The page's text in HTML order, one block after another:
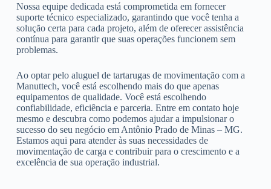
Nossa equipe dedicada está comprometida em fornecer
suporte técnico especializado, garantindo que você tenha a
solução certa para cada projeto, além de oferecer assistência
contínua para garantir que suas operações funcionem sem
problemas.
Ao optar pelo aluguel de tartarugas de movimentação com a
Manuttech, você está escolhendo mais do que apenas
equipamentos de qualidade. Você está escolhendo
confiabilidade, eficiência e parceria. Entre em contato hoje
mesmo e descubra como podemos ajudar a impulsionar o
sucesso do seu negócio em Antônio Prado de Minas – MG.
Estamos aqui para atender às suas necessidades de
movimentação de carga e contribuir para o crescimento e a
excelência de sua operação industrial.